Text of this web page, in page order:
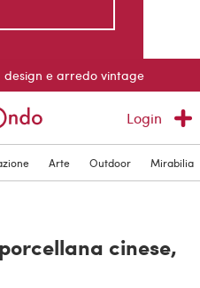
e arredo vintage
Login
Arte Outdoor Mirabilia
cinese,